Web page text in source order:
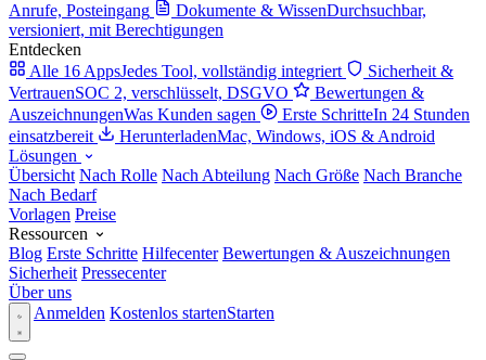
Anrufe, Posteingang
Dokumente & WissenDurchsuchbar,
versioniert, mit Berechtigungen
Entdecken
Alle 16 AppsJedes Tool, vollständig integriert
Sicherheit &
VertrauenSOC 2, verschlüsselt, DSGVO
Bewertungen &
AuszeichnungenWas Kunden sagen Erste SchritteIn 24 Stunden
einsatzbereit
HerunterladenMac, Windows, iOS & Android
Lösungen
Übersicht Nach Rolle Nach Abteilung Nach Größe Nach Branche
Nach Bedarf
Vorlagen Preise
Ressourcen
Blog Erste Schritte Hilfecenter Bewertungen & Auszeichnungen
Sicherheit Pressecenter
Über uns
Anmelden Kostenlos startenStarten